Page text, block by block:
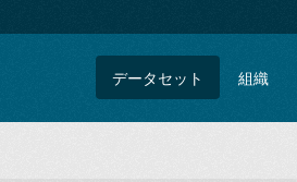
データセット 組織